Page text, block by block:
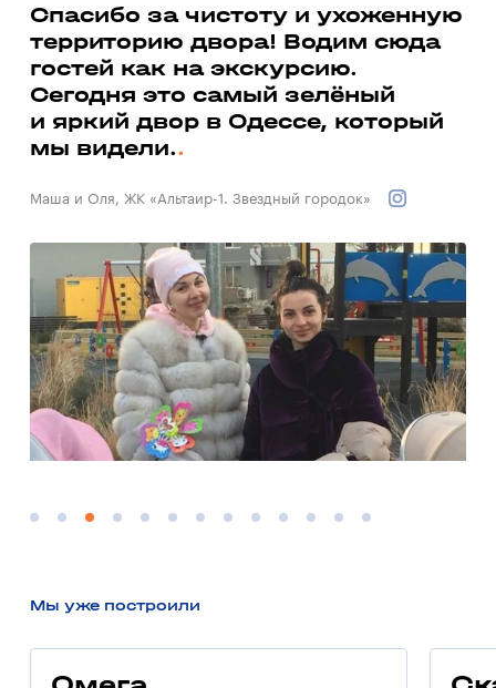
Спасибо за чистоту и ухоженную
территорию двора! Водим сюда
гостей как на экскурсию.
Сегодня это самый зелёный
и яркий двор в Одессе, который
мы видели.
Маша и Оля, ЖК «Альтаир-1. Звездный городок»
Мы уже построили